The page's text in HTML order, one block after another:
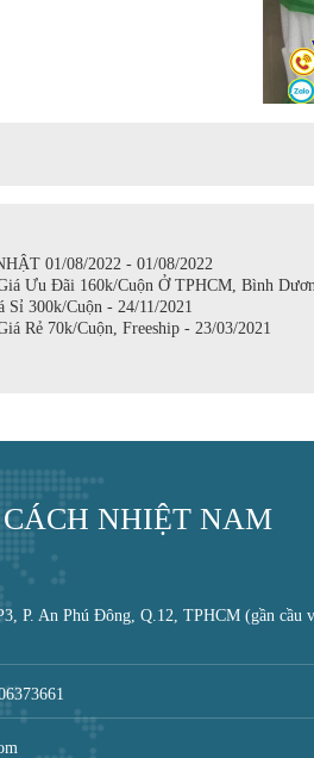
01/08/2022 - 01/08/2022
Ưu Đãi 160k/Cuộn Ở TPHCM, Bình
300k/Cuộn - 24/11/2021
Rẻ 70k/Cuộn, Freeship - 23/03/2021
NHIỆT NAM
P. An Phú Đông, Q.12, TPHCM (gần cầu